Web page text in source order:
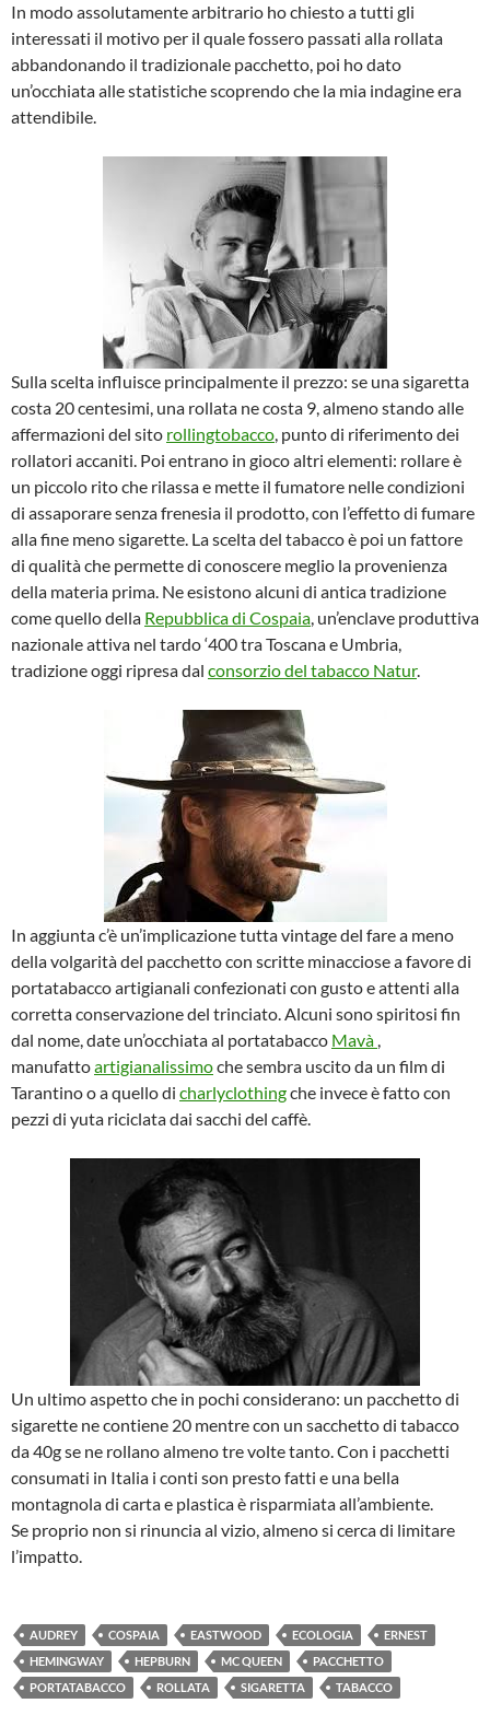
In modo assolutamente arbitrario ho chiesto a tutti gli
interessati il motivo per il quale fossero passati alla rollata
abbandonando il tradizionale pacchetto, poi ho dato
un’occhiata alle statistiche scoprendo che la mia indagine era
attendibile.
Sulla scelta influisce principalmente il prezzo: se una sigaretta
costa 20 centesimi, una rollata ne costa 9, almeno stando alle
affermazioni del sito rollingtobacco, punto di riferimento dei
rollatori accaniti. Poi entrano in gioco altri elementi: rollare è
un piccolo rito che rilassa e mette il fumatore nelle condizioni
di assaporare senza frenesia il prodotto, con l’effetto di fumare
alla fine meno sigarette. La scelta del tabacco è poi un fattore
di qualità che permette di conoscere meglio la provenienza
della materia prima. Ne esistono alcuni di antica tradizione
come quello della Repubblica di Cospaia, un’enclave produttiva
nazionale attiva nel tardo ‘400 tra Toscana e Umbria,
tradizione oggi ripresa dal consorzio del tabacco Natur.
In aggiunta c’è un’implicazione tutta vintage del fare a meno
della volgarità del pacchetto con scritte minacciose a favore di
portatabacco artigianali confezionati con gusto e attenti alla
corretta conservazione del trinciato. Alcuni sono spiritosi fin
dal nome, date un’occhiata al portatabacco Mavà ,
manufattoartigianalissimoche sembra uscito da un film di
Tarantino o a quello di charlyclothingche invece è fatto con
pezzi di yuta riciclata dai sacchi del caffè.
Un ultimo aspetto che in pochi considerano: un pacchetto di
sigarette ne contiene 20 mentre con un sacchetto di tabacco
da 40g se ne rollano almeno tre volte tanto. Con i pacchetti
consumati in Italia i conti son presto fatti e una bella
montagnola di carta e plastica è risparmiata all’ambiente.
Se proprio non si rinuncia al vizio, almeno si cerca di limitare
l’impatto.
AUDREY COSPAIA EASTWOOD ECOLOGIA
ERNEST
HEMINGWAY
HEPBURN MC QUEEN
PACCHETTO
PORTATABACCO
ROLLATA SIGARETTA TABACCO